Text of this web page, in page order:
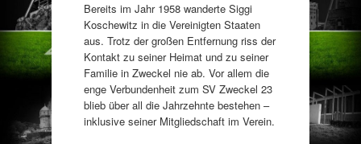
Bereits im Jahr 1958 wanderte Siggi
Koschewitz in die Vereinigten Staaten
aus. Trotz der großen Entfernung riss der
Kontakt zu seiner Heimat und zu seiner
Familie in Zweckel nie ab. Vor allem die
enge Verbundenheit zum SV Zweckel 23
blieb über all die Jahrzehnte bestehen –
inklusive seiner Mitgliedschaft im Verein.